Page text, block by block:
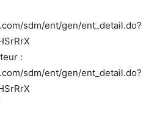
sdm/ent/gen/ent_detail.do?
:
sdm/ent/gen/ent_detail.do?